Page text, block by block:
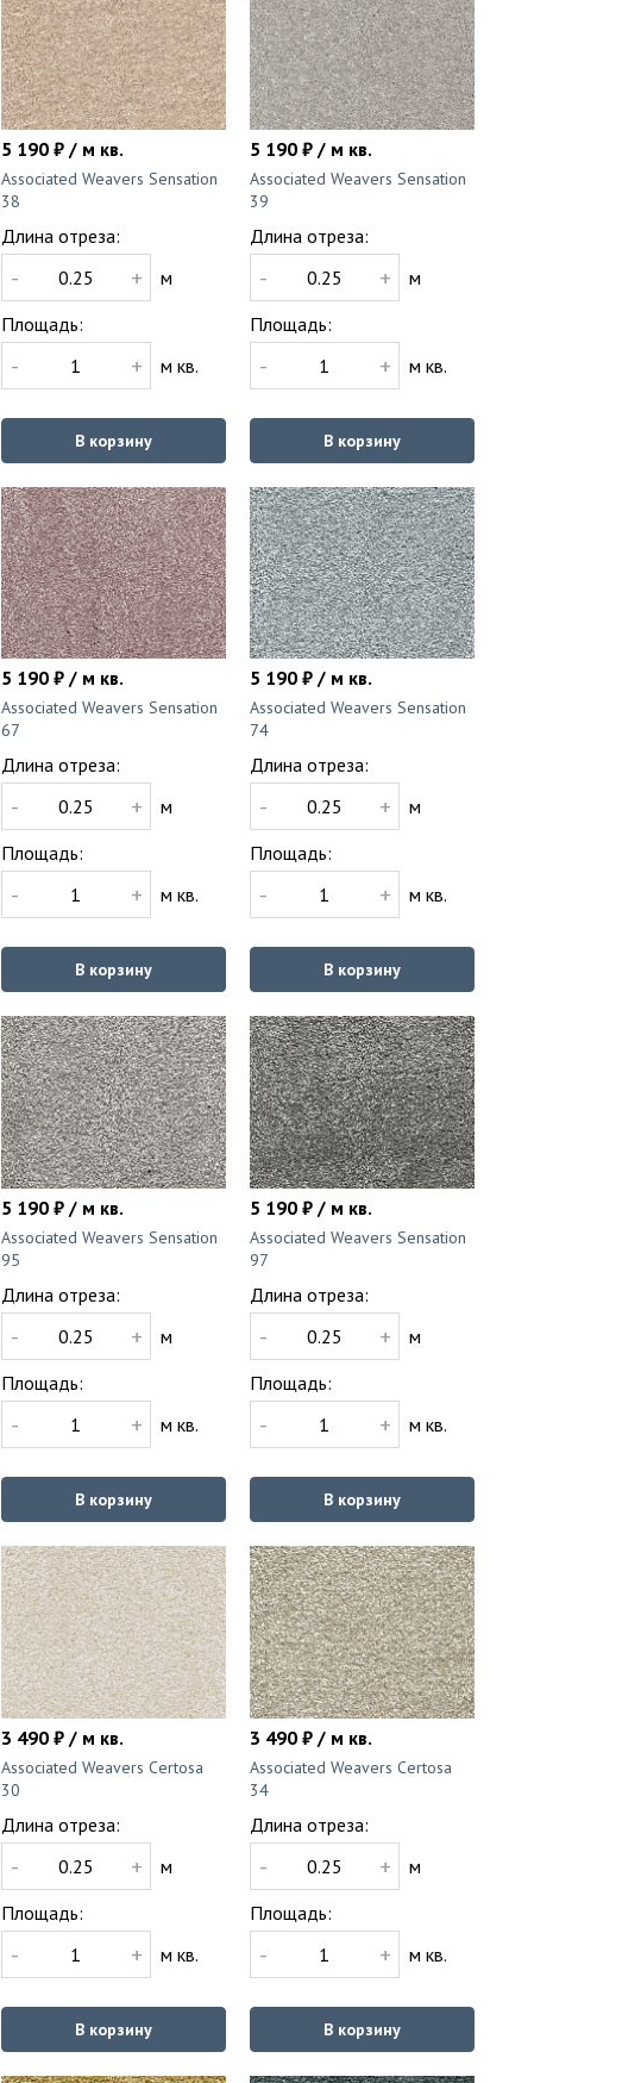
5 190 ₽ / м кв.
Associated Weavers Sensation
38
Длина отреза:
- +
м
Площадь:
- + м кв.
В корзину
5 190 ₽ / м кв.
Associated Weavers Sensation
39
Длина отреза:
- +
м
Площадь:
- + м кв.
В корзину
5 190 ₽ / м кв.
Associated Weavers Sensation
67
Длина отреза:
- +
м
Площадь:
- + м кв.
В корзину
5 190 ₽ / м кв.
Associated Weavers Sensation
74
Длина отреза:
- +
м
Площадь:
- + м кв.
В корзину
5 190 ₽ / м кв.
Associated Weavers Sensation
95
Длина отреза:
- +
м
Площадь:
- + м кв.
В корзину
5 190 ₽ / м кв.
Associated Weavers Sensation
97
Длина отреза:
- +
м
Площадь:
- + м кв.
В корзину
3 490 ₽ / м кв.
Associated Weavers Certosa
30
Длина отреза:
- +
м
Площадь:
- + м кв.
В корзину
3 490 ₽ / м кв.
Associated Weavers Certosa
34
Длина отреза:
- +
м
Площадь:
- + м кв.
В корзину